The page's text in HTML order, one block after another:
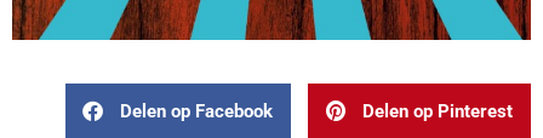
Delen op Facebook Delen op Pinterest